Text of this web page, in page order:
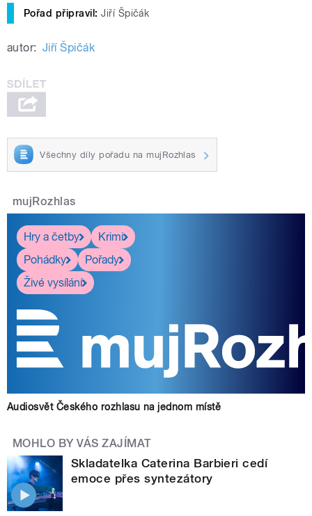
Pořad připravil: Jiří Špičák
autor: Jiří Špičák
Všechny díly pořadu na mujRozhlas
mujRozhlas
Hry a četby
Krimi
Pohádky
Pořady
Živé vysílání
Audiosvět Českého rozhlasu na jednom místě
MOHLO BY VÁS ZAJÍMAT
Skladatelka Caterina Barbieri cedí
emoce přes syntezátory